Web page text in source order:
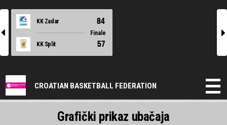
l
KK Zadar 84
Finale
KK Split
57
r
CROATIAN BASKETBALL FEDERATION
Grafički prikaz ubačaja